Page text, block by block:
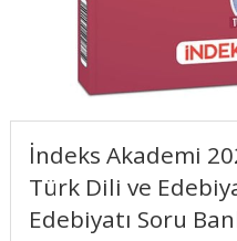
İndeks Akademi
Türk Dili ve
Edebiyatı Soru